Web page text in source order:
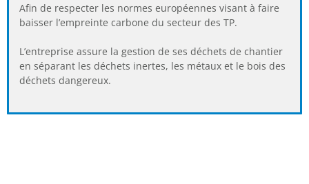
Afin de respecter les normes européennes visant à faire
baisser l’empreinte carbone du secteur des TP.
L’entreprise assure la gestion de ses déchets de chantier
en séparant les déchets inertes, les métaux et le bois des
déchets dangereux.